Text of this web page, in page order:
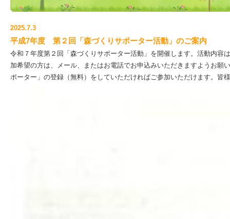
2025.7.3
平成7年度 第２回「森づくりサポーター活動」のご案内
令和７年度第２回「森づくりサポーター活動」を開催します。活動内容
加希望の方は、メール、またはお電話でお申込みいただきますようお願
ポーター」の登録（無料）をしていただければご参加いただけます。皆